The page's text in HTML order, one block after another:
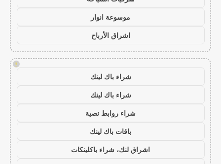
موسوعة انوار
اشراق الأرباح
!
شراء باك لينك
شراء باك لينك
شراء روابط نصية
باقات باك لينك
اشراق لنك، شراء باكلينكات